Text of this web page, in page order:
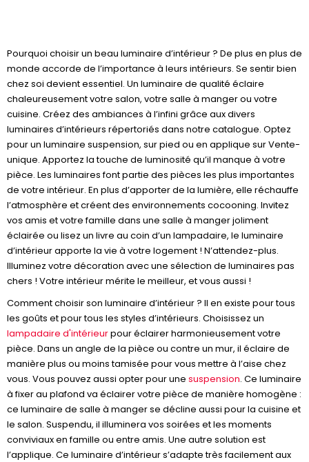
Pourquoi choisir un beau luminaire d’intérieur ? De plus en plus de
monde accorde de l’importance à leurs intérieurs. Se sentir bien
chez soi devient essentiel. Un luminaire de qualité éclaire
chaleureusement votre salon, votre salle à manger ou votre
cuisine. Créez des ambiances à l’infini grâce aux divers
luminaires d’intérieurs répertoriés dans notre catalogue. Optez
pour un luminaire suspension, sur pied ou en applique sur Vente-
unique. Apportez la touche de luminosité qu’il manque à votre
pièce. Les luminaires font partie des pièces les plus importantes
de votre intérieur. En plus d’apporter de la lumière, elle réchauffe
l’atmosphère et créent des environnements cocooning. Invitez
vos amis et votre famille dans une salle à manger joliment
éclairée ou lisez un livre au coin d’un lampadaire, le luminaire
d’intérieur apporte la vie à votre logement ! N’attendez-plus.
Illuminez votre décoration avec une sélection de luminaires pas
chers ! Votre intérieur mérite le meilleur, et vous aussi !
Comment choisir son luminaire d’intérieur ? Il en existe pour tous
les goûts et pour tous les styles d’intérieurs. Choisissez un
lampadaire d'intérieurpour éclairer harmonieusement votre
pièce. Dans un angle de la pièce ou contre un mur, il éclaire de
manière plus ou moins tamisée pour vous mettre à l’aise chez
vous. Vous pouvez aussi opter pour une suspension. Ce luminaire
à fixer au plafond va éclairer votre pièce de manière homogène :
ce luminaire de salle à manger se décline aussi pour la cuisine et
le salon. Suspendu, il illuminera vos soirées et les moments
conviviaux en famille ou entre amis. Une autre solution est
l’applique. Ce luminaire d’intérieur s’adapte très facilement aux